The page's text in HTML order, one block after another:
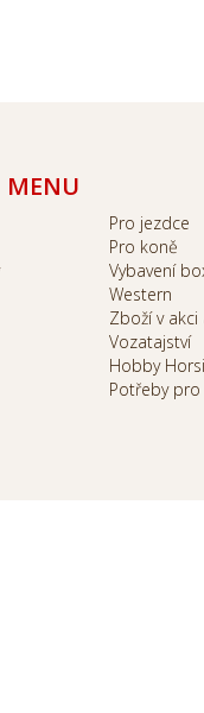
MENU
Pro jezdce
Pro koně
Vybavení
Western
Zboží v
Vozatajství
Hobby
Potřeby pro